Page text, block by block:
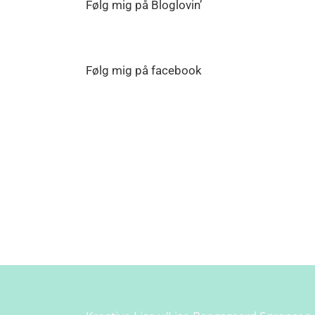
Følg mig på Bloglovin’
Følg mig på facebook